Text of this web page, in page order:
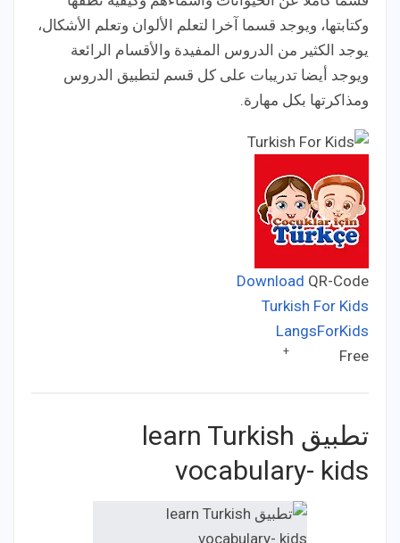
وكتابتها، ويوجد قسما آخرا لتعلم الألوان وتعلم الأشكال،
يوجد الكثير من الدروس المفيدة والأقسام الرائعة
ويوجد أيضا تدريبات على كل قسم لتطبيق الدروس
ومذاكرتها بكل مهارة.
Download QR-Code
Turkish For Kids
LangsForKids
Free
+
تطبيق learn Turkish
vocabulary- kids